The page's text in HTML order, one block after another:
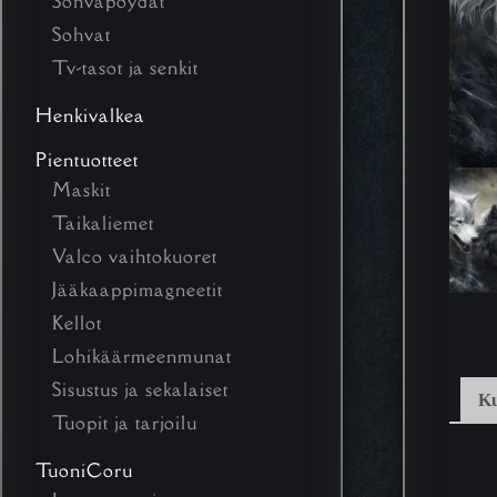
Sohvat
Tv-tasot ja senkit
Henkivalkea
Pientuotteet
Maskit
Taikaliemet
Valco vaihtokuoret
Jääkaappimagneetit
Kellot
Lohikäärmeenmunat
Sisustus ja sekalaiset
Tuopit ja tarjoilu
TuoniCoru